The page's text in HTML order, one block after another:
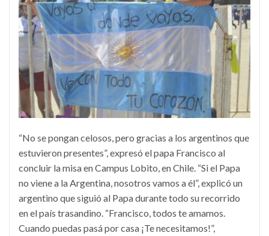
“No se pongan celosos, pero gracias a los argentinos que
estuvieron presentes”, expresó el papa Francisco al
concluir la misa en Campus Lobito, en Chile. “Si el Papa
no viene a la Argentina, nosotros vamos a él”, explicó un
argentino que siguió al Papa durante todo su recorrido
en el país trasandino. “Francisco, todos te amamos.
Cuando puedas pasá por casa ¡Te necesitamos!”,